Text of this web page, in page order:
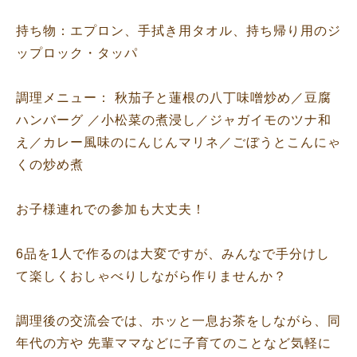
持ち物：エプロン、手拭き用タオル、持ち帰り用のジ
ップロック・タッパ
調理メニュー： 秋茄子と蓮根の八丁味噌炒め／豆腐
ハンバーグ ／小松菜の煮浸し／ジャガイモのツナ和
え／カレー風味のにんじんマリネ／ごぼうとこんにゃ
くの炒め煮
お子様連れでの参加も大丈夫！
6品を1人で作るのは大変ですが、みんなで手分けし
て楽しくおしゃべりしながら作りませんか？
調理後の交流会では、ホッと一息お茶をしながら、同
年代の方や 先輩ママなどに子育てのことなど気軽に